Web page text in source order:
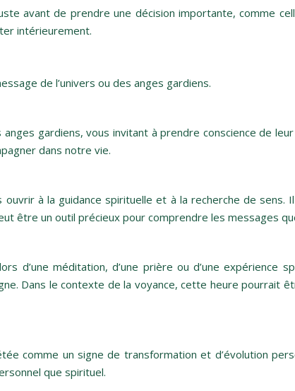
avant de prendre une décision importante, comme
intérieurement.
de l’univers ou des anges gardiens.
gardiens, vous invitant à prendre conscience de
dans notre vie.
ouvrir à la guidance spirituelle et à la recherche de
être un outil précieux pour comprendre les messages
d’une méditation, d’une prière ou d’une expérience
Dans le contexte de la voyance, cette heure pourrait
comme un signe de transformation et d’évolution
que spirituel.